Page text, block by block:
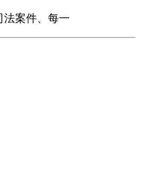
法案件、每一